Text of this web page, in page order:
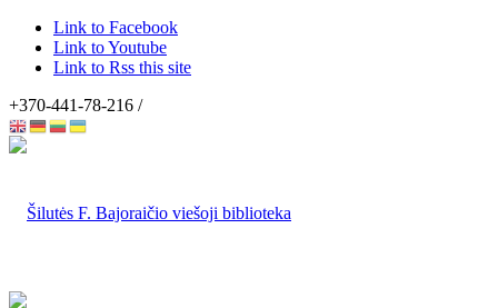
Link to Facebook
Link to Youtube
Link to Rss this site
+370-441-78-216 /